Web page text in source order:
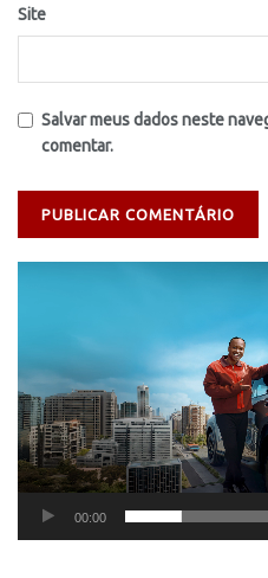
Site
Salvar meus dados neste
comentar.
00:00